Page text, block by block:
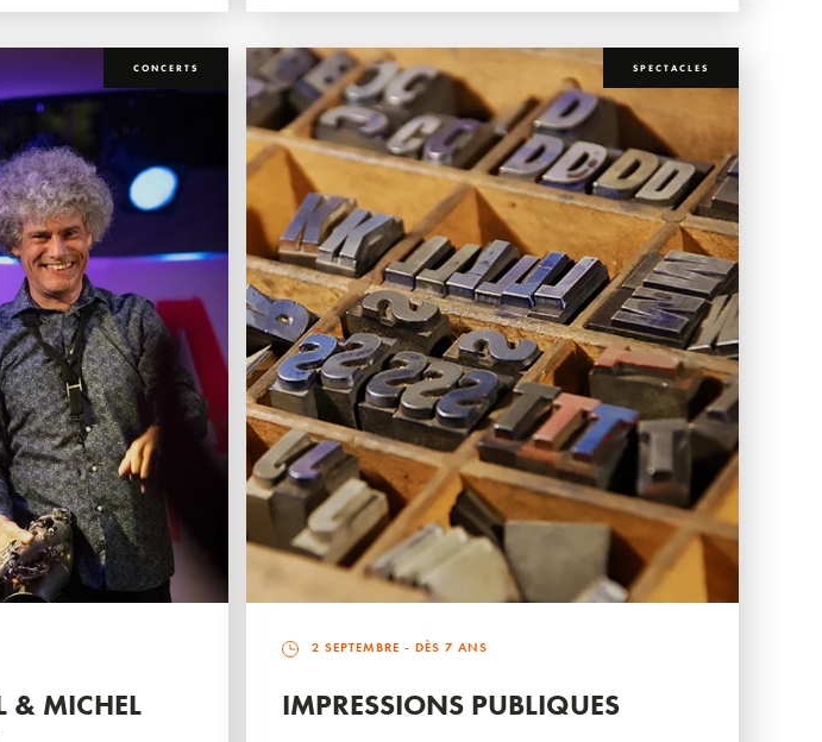
CONCERTS
& MICHEL
SPECTACLES
2 SEPTEMBRE - DÈS 7 ANS
IMPRESSIONS PUBLIQUES